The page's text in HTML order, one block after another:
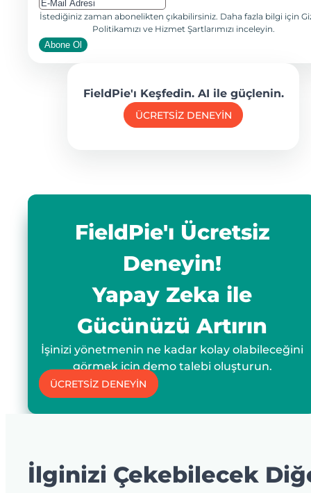
İstediğiniz zaman abonelikten çıkabilirsiniz. Daha fazla bilgi için
Politikamızı ve Hizmet Şartlarımızı inceleyin.
Abone Ol
FieldPie'ı Keşfedin. AI ile güçlenin.
ÜCRETSİZ DENEYİN
FieldPie'ı Ücretsiz
Deneyin!
Yapay Zeka ile
Gücünüzü Artırın
İşinizi yönetmenin ne kadar kolay olabileceğini
görmek için demo talebi oluşturun.
ÜCRETSİZ DENEYİN
İlginizi Çekebilecek